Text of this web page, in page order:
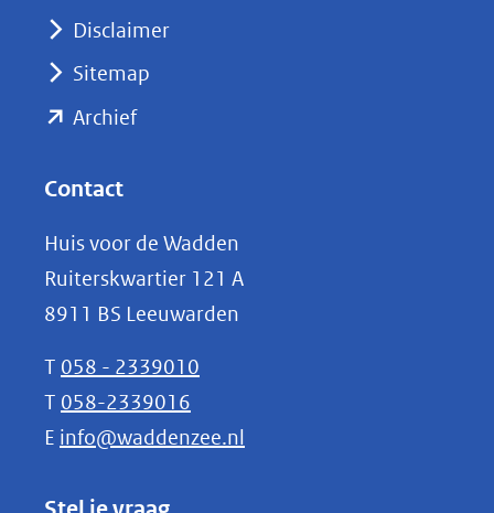
naar
Disclaimer
Sitemap
Archief(opent
(verwijst
naar
een
andere
website)
Contact
Huis voor de Wadden
Ruiterskwartier 121 A
8911 BS Leeuwarden
T 058 - 2339010
T 058-2339016
E info@waddenzee.nl